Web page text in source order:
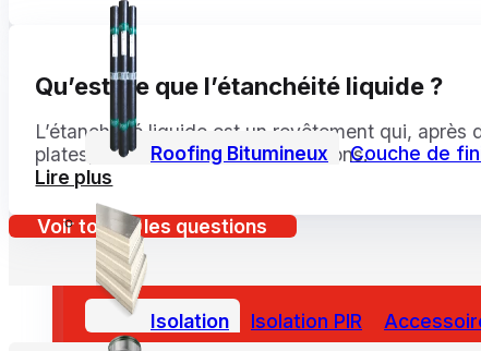
Roofing Bitumineux Couche de
Isolation Isolation PIR
Qu’est-ce que l’étanchéité liquide ?
L’étanchéité liquide est un revêtement qui,
plates, les terrasses et les fondations.
Lire plus
Voir toutes les questions